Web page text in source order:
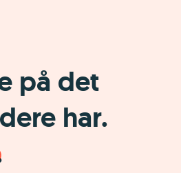
på det
har.